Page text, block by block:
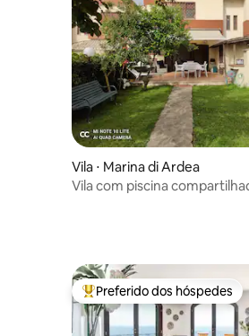
Vila ⋅ Marina di Ardea
Vila com piscina
Entre os melhores
Preferido dos hóspedes